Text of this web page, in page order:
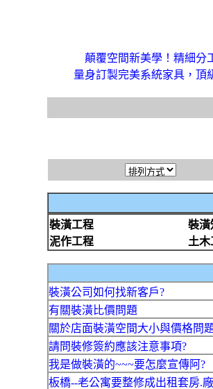
顛覆空間新美學！精細分
量身訂製完美系統家具，頂
裝潢工程
裝潢
泥作工程
土木
裝潢公司如何找新客戶?
有關裝潢比價問題
關於店面裝潢空間大小與價格問
請問裝修簽約應該注意事項?
我是做裝潢的~~~要怎麼宣傳阿?
板橋--老公寓要整修成出租套房.